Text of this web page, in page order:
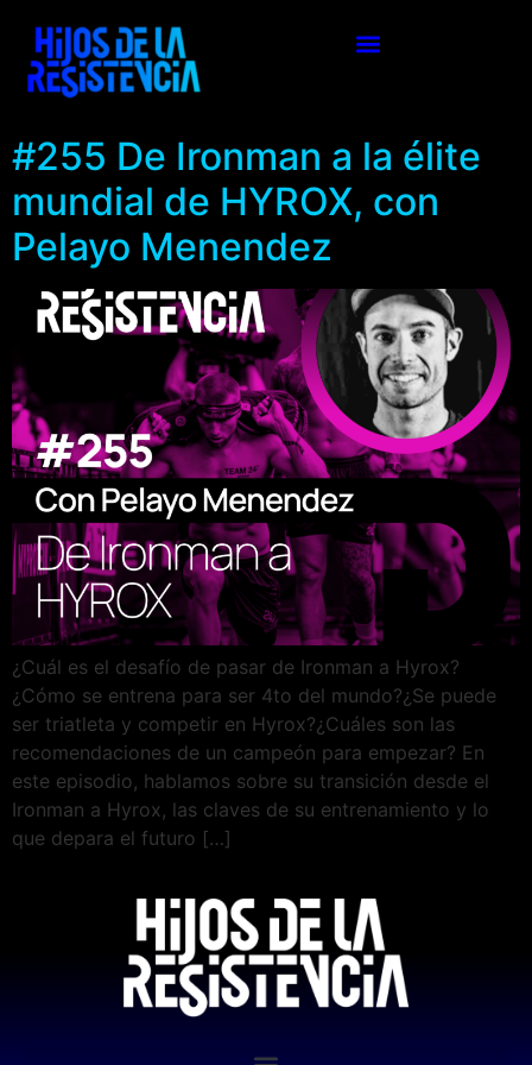
#255 De Ironman a la élite
mundial de HYROX, con
Pelayo Menendez
¿Cuál es el desafío de pasar de Ironman a Hyrox?
¿Cómo se entrena para ser 4to del mundo?¿Se puede
ser triatleta y competir en Hyrox?¿Cuáles son las
recomendaciones de un campeón para empezar? En
este episodio, hablamos sobre su transición desde el
Ironman a Hyrox, las claves de su entrenamiento y lo
que depara el futuro […]